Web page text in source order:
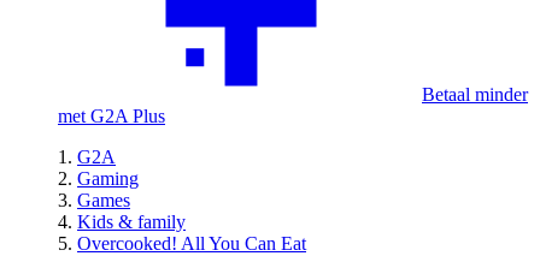
Betaal minder
met G2A Plus
G2A
Gaming
Games
Kids & family
Overcooked! All You Can Eat